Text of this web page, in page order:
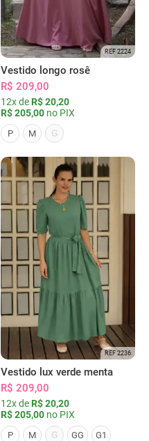
REF 2224
Vestido longo rosê
R$ 209,00
12x de R$ 20,20
R$ 205,00 no PIX
P M G
REF 2236
Vestido lux verde menta
R$ 209,00
12x de R$ 20,20
R$ 205,00 no PIX
P M G GG G1